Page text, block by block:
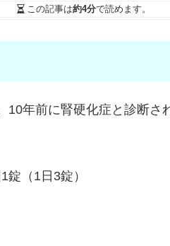
この記事は約4分で読めます。
10年前に腎硬化症と診断さ
（1日3錠）